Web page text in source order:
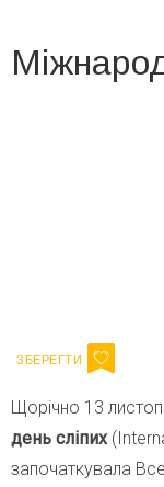
Щорічно 13
день сліпих
започаткувала